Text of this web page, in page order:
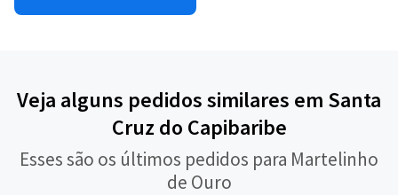
Veja alguns pedidos similares em Santa
Cruz do Capibaribe
Esses são os últimos pedidos para Martelinho
de Ouro